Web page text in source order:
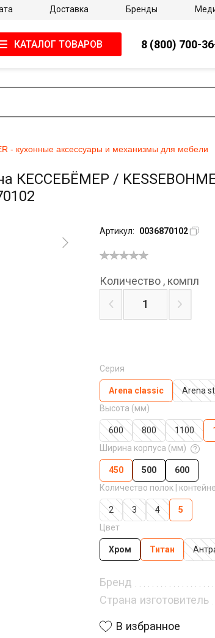
- кухонные аксессуары и механизмы для мебели
КЕССЕБЁМЕР /
Артикул: 0036870102
Серия
Arena classic Arena
Высота (мм)
600 800 1100
Ширина корпуса (мм)
450 500
600
Количество полок |
2 3 4
5
Цвет
Хром Титан
Бренд
Страна изготовитель
Количество , компл
В избранное
Доставка Бренды
КАТАЛОГ ТОВАРОВ 8 (800) 700-